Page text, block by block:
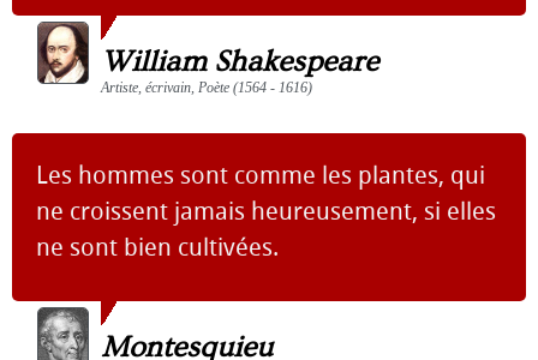
William Shakespeare
Artiste, écrivain, Poète (1564 - 1616)
Les hommes sont comme les plantes, qui
ne croissent jamais heureusement, si elles
ne sont bien cultivées.
Montesquieu